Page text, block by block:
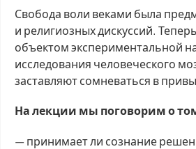
Свобода воли веками была
и религиозных дискуссий.
объектом экспериментальной
исследования человеческого
заставляют сомневаться в
На лекции мы поговорим о
— принимает ли сознание